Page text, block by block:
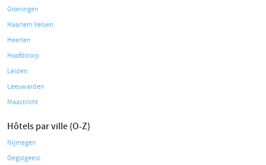
Groningen
Haarlem Velsen
Heerlen
Hoofddorp
Leiden
Leeuwarden
Maastricht
Hôtels par ville (O-Z)
Nijmegen
Oegstgeest